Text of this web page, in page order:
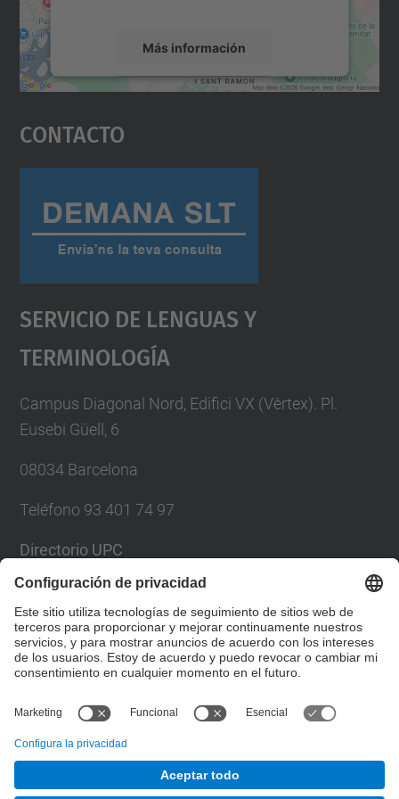
Más información
Aceptar
powered by
Contacto
Servicio De Lenguas Y
Terminología
Campus Diagonal Nord, Edifici VX (Vèrtex). Pl.
Eusebi Güell, 6
08034 Barcelona
Teléfono 93 401 74 97
Directorio UPC
Formulario de contacto
Lista Redes Sociales
Servei de Llengües i Terminologia.